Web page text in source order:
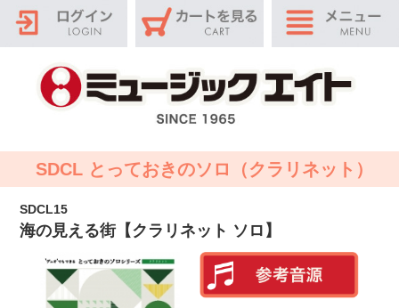
SDCL とっておきのソロ（クラリネット）
SDCL15
海の見える街【クラリネット ソロ】